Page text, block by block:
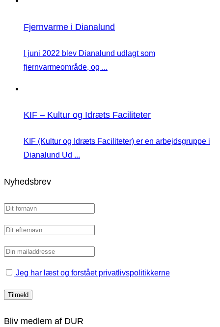
Fjernvarme i Dianalund
I juni 2022 blev Dianalund udlagt som
fjernvarmeområde, og ...
KIF – Kultur og Idræts Faciliteter
KIF (Kultur og Idræts Faciliteter) er en arbejdsgruppe i
Dianalund Ud ...
Nyhedsbrev
Jeg har læst og forstået privatlivspolitikkerne
Bliv medlem af DUR